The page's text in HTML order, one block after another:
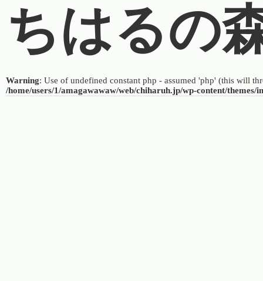
ちはるの
Warning: Use of undefined constant php - assumed 'php' (this will
/home/users/1/amagawawaw/web/chiharuh.jp/wp-content/themes/